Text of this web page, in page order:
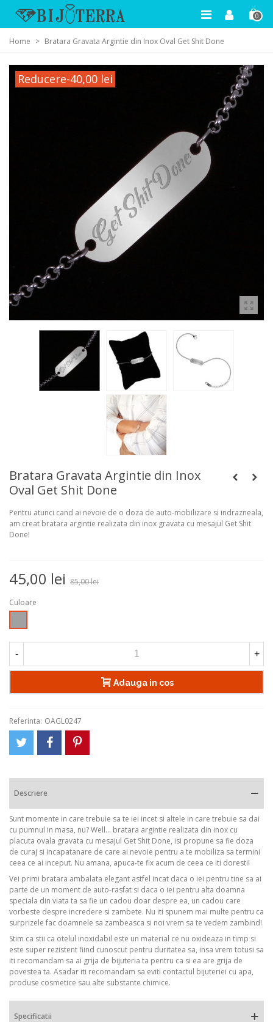
0
Home > Bratara Gravata Argintie din Inox Oval Get Shit Done
Reducere-40,00 lei
Bratara Gravata Argintie din Inox
Oval Get Shit Done
Pentru atunci cand ai nevoie de o doza de auto-mobilizare si indrazneala,
am creat bratara argintie realizata din inox gravata cu mesajul Get Shit
Done!
45,00 lei 85,00 lei
Culoare
- +
Adauga in cos
Referinta: OAGL0247
Descriere
Sunt momente in care trebuie sa te iei incet si altele in care trebuie sa dai
cu pumnul in masa, nu? Well... bratara argintie realizata din inox cu
placuta ovala gravata cu mesajul Get Shit Done, isi propune sa fie doza
de curaj si incapatanare de care ai nevoie pentru a te mobiliza sa termini
ceea ce ai inceput. Nu amana, apuca-te fix acum de ceea ce iti doresti!
Vei primi bratara ambalata elegant astfel incat daca o iei pentru tine sa ai
parte de un moment de auto-rasfat si daca o iei pentru alta doamna
speciala din viata ta sa fie un cadou doar despre ea, un cadou care
vorbeste despre incredere si zambete. Nu iti spunem mai multe pentru ca
surprizele fac doamnele sa zambeasca si noi vrem sa te vedem zambind!
Stim ca stii ca otelul inoxidabil este un material ce nu oxideaza in timp si
este super rezistent fiind cunoscut pentru duritatea sa, insa vrem totusi sa
iti recomandam sa ai grija de bijuteria ta pentru ca si ea are grija de
povestea ta. Asadar iti recomandam sa eviti contactul bijuteriei cu apa,
produse cosmetice sau alte substante chimice.
Specificatii